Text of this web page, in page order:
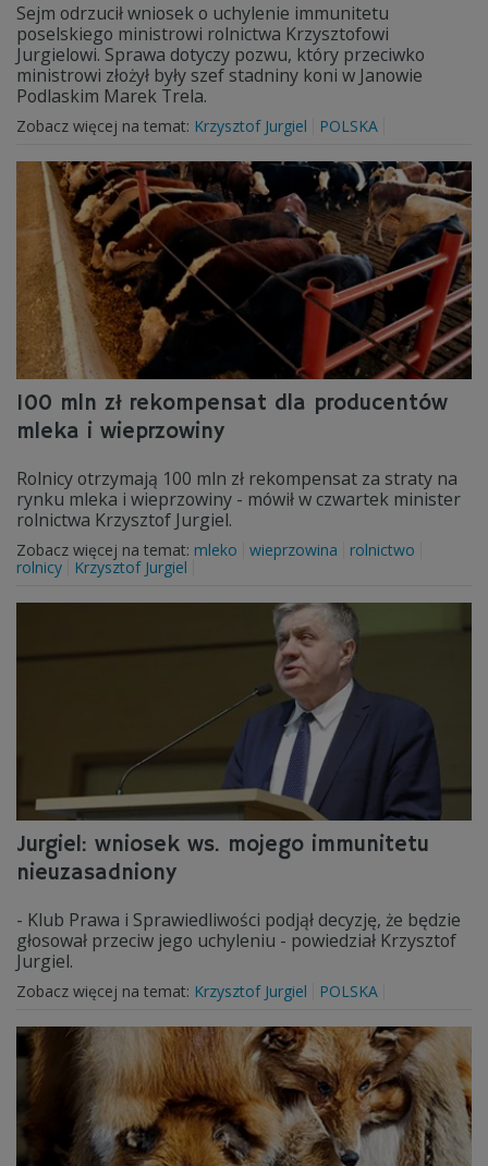
Sejm odrzucił wniosek o uchylenie immunitetu
poselskiego ministrowi rolnictwa Krzysztofowi
Jurgielowi. Sprawa dotyczy pozwu, który przeciwko
ministrowi złożył były szef stadniny koni w Janowie
Podlaskim Marek Trela.
Zobacz więcej na temat: Krzysztof Jurgiel POLSKA
100 mln zł rekompensat dla producentów
mleka i wieprzowiny
Rolnicy otrzymają 100 mln zł rekompensat za straty na
rynku mleka i wieprzowiny - mówił w czwartek minister
rolnictwa Krzysztof Jurgiel.
Zobacz więcej na temat: mleko wieprzowina
rolnictwo
rolnicy
Krzysztof Jurgiel
Jurgiel: wniosek ws. mojego immunitetu
nieuzasadniony
- Klub Prawa i Sprawiedliwości podjął decyzję, że będzie
głosował przeciw jego uchyleniu - powiedział Krzysztof
Jurgiel.
Zobacz więcej na temat: Krzysztof Jurgiel POLSKA